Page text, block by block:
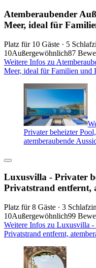
Atemberaubender
Meer, ideal für
Platz für 10 Gäste · 5
10Außergewöhnlich87
Weitere Infos zu
Meer, ideal für Familien und
Privater beheizter
atemberaubende
Luxusvilla - Privater
Privatstrand entfernt,
Platz für 8 Gäste · 3
10Außergewöhnlich99
Weitere Infos zu Luxusvilla
Privatstrand entfernt,